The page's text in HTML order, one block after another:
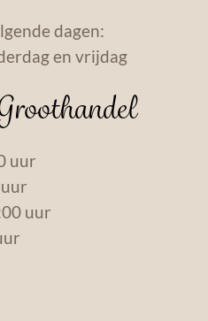
dagen:
en vrijdag
uur
uur